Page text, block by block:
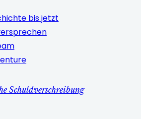
bis jetzt
Schuldverschreibung